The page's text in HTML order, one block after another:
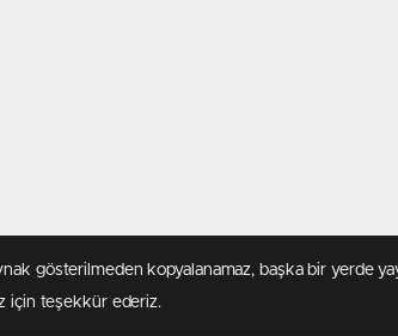
gösterilmeden kopyalanamaz, başka bir yerde
için teşekkür ederiz.